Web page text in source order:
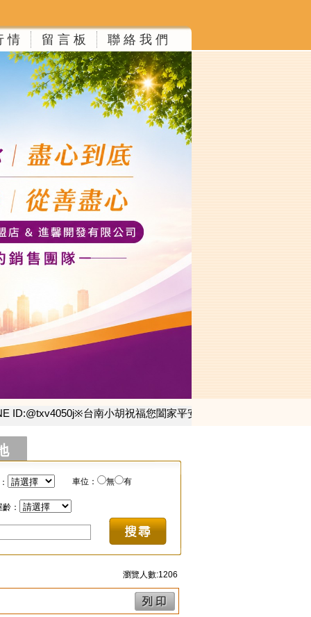
情 留 言 板 聯 絡 我 們
※台南小胡祝福您闔家平安，事業順利，所求滿願，內外大
車位： 無 有
齡：
瀏覽人數:1206